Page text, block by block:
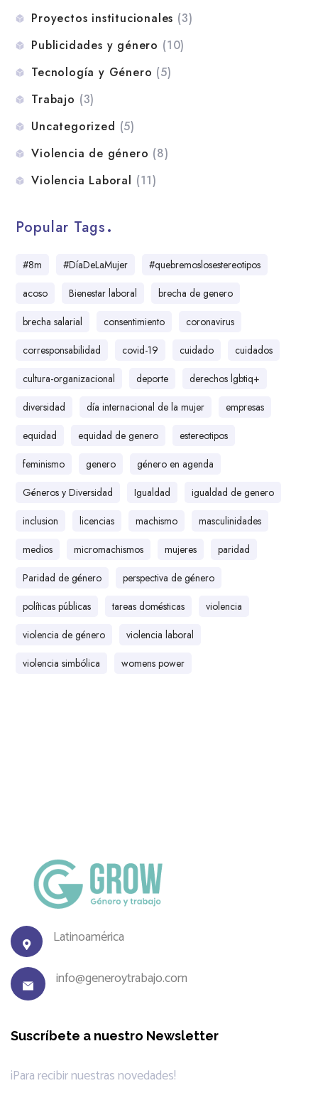
Proyectos institucionales (3)
Publicidades y género (10)
Tecnología y Género (5)
Trabajo (3)
Uncategorized (5)
Violencia de género (8)
Violencia Laboral (11)
Popular Tags
#8m #DíaDeLaMujer
#quebremoslosestereotipos
acoso
Bienestar laboral
brecha de genero
brecha salarial
consentimiento
coronavirus
corresponsabilidad
covid-19 cuidado
cuidados
cultura-organizacional
deporte
derechos lgbtiq+
diversidad
día internacional de la mujer
empresas
equidad
equidad de genero
estereotipos
feminismo
genero
género en agenda
Géneros y Diversidad
Igualdad
igualdad de genero
inclusion
licencias machismo
masculinidades
medios
micromachismos mujeres
paridad
Paridad de género
perspectiva de género
políticas públicas
tareas domésticas
violencia
violencia de género
violencia laboral
violencia simbólica
womens power
Latinoamérica
info@generoytrabajo.com
Suscríbete a nuestro Newsletter
¡Para recibir nuestras novedades!